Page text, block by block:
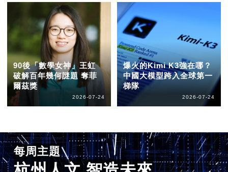
90後「數學女神」王虹
破解百年幾何謎題 奪菲
爾茲獎
2026-07-24
爆火的Kimi K3強在哪？
中國大模型跨入全球第一
梯隊
2026-07-24
每周主題